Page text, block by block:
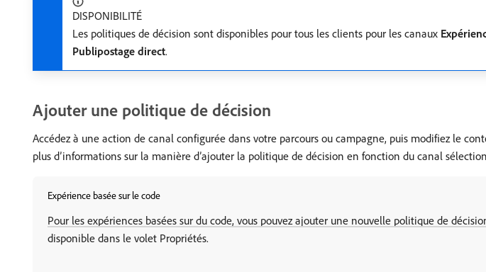
DISPONIBILITÉ
Les politiques de décision sont disponibles pour tous les clients pour les canaux
Publipostage direct.
Ajouter une politique de décision
Accédez à une action de canal configurée dans votre parcours ou campagne, puis modifiez le
plus d’informations sur la manière d’ajouter la politique de décision en fonction du canal
Expérience basée sur le code
Pour les expériences basées sur du code, vous pouvez ajouter une nouvelle politique de
disponible dans le volet Propriétés.